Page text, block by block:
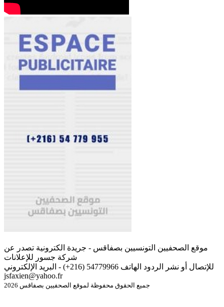
موقع الصحفيين التونسيين بصفاقس - جريدة الكترونية تصدر عن
شركة جسور للإعلانات
للإتصال أو نشر الردود الهاتف 54779966 (216+) - البريد الإلكتروني
jsfaxien@yahoo.fr
جميع الحقوق محفوظة لموقع الصحفيين بصفاقس 2026